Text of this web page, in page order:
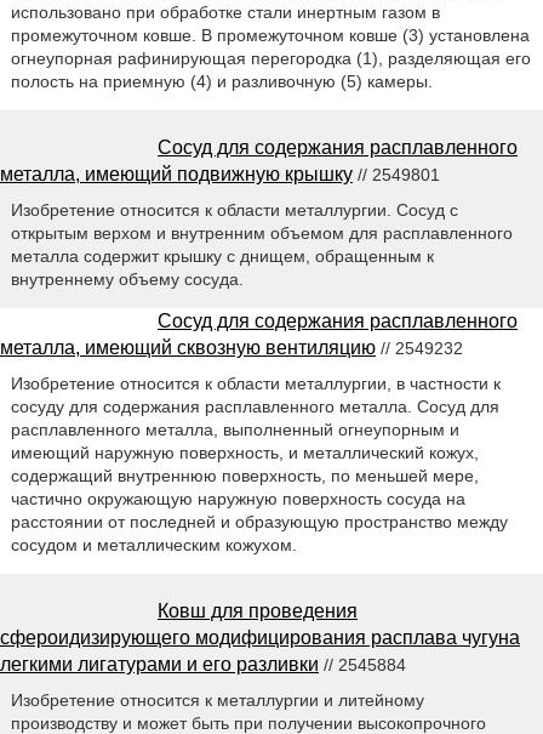
использовано при обработке стали инертным газом в
промежуточном ковше. В промежуточном ковше (3) установлена
огнеупорная рафинирующая перегородка (1), разделяющая его
полость на приемную (4) и разливочную (5) камеры.
Сосуд для содержания расплавленного
металла, имеющий подвижную крышку // 2549801
Изобретение относится к области металлургии. Сосуд с
открытым верхом и внутренним объемом для расплавленного
металла содержит крышку с днищем, обращенным к
внутреннему объему сосуда.
Сосуд для содержания расплавленного
металла, имеющий сквозную вентиляцию // 2549232
Изобретение относится к области металлургии, в частности к
сосуду для содержания расплавленного металла. Сосуд для
расплавленного металла, выполненный огнеупорным и
имеющий наружную поверхность, и металлический кожух,
содержащий внутреннюю поверхность, по меньшей мере,
частично окружающую наружную поверхность сосуда на
расстоянии от последней и образующую пространство между
сосудом и металлическим кожухом.
Ковш для проведения
сфероидизирующего модифицирования расплава чугуна
легкими лигатурами и его разливки // 2545884
Изобретение относится к металлургии и литейному
производству и может быть при получении высокопрочного